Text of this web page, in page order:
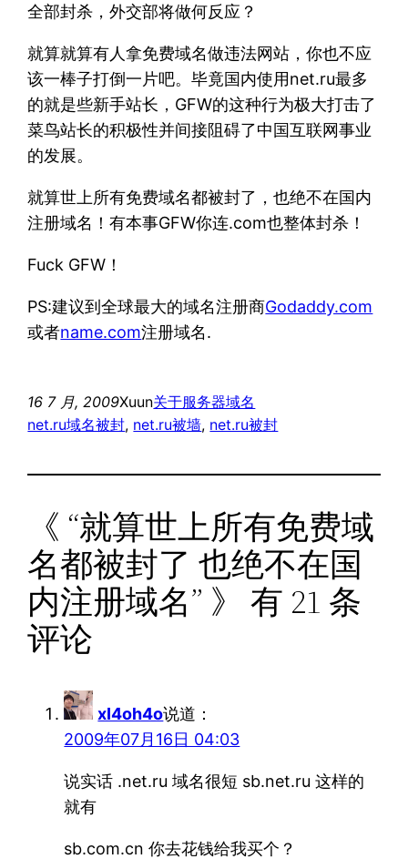
全部封杀，外交部将做何反应？
就算就算有人拿免费域名做违法网站，你也不应
该一棒子打倒一片吧。毕竟国内使用net.ru最多
的就是些新手站长，GFW的这种行为极大打击了
菜鸟站长的积极性并间接阻碍了中国互联网事业
的发展。
就算世上所有免费域名都被封了，也绝不在国内
注册域名！有本事GFW你连.com也整体封杀！
Fuck GFW！
PS:建议到全球最大的域名注册商Godaddy.com
或者name.com注册域名.
16 7 月, 2009Xuun关于服务器域名
net.ru域名被封, net.ru被墙, net.ru被封
《 “就算世上所有免费域
名都被封了 也绝不在国
内注册域名” 》 有 21 条
评论
xI4oh4o说道：
2009年07月16日 04:03
说实话 .net.ru 域名很短 sb.net.ru 这样的
就有
sb.com.cn 你去花钱给我买个？